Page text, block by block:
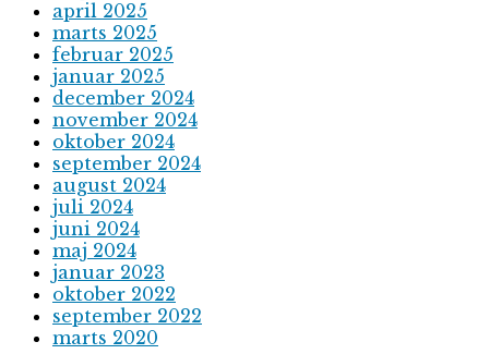
april 2025
marts 2025
februar 2025
januar 2025
december 2024
november 2024
oktober 2024
september 2024
august 2024
juli 2024
juni 2024
maj 2024
januar 2023
oktober 2022
september 2022
marts 2020